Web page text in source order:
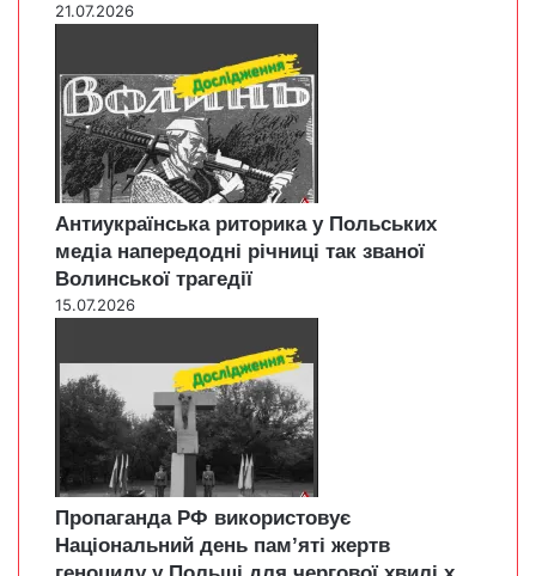
21.07.2026
Антиукраїнська риторика у Польських
медіа напередодні річниці так званої
Волинської трагедії
15.07.2026
Пропаганда РФ використовує
Національний день пам’яті жертв